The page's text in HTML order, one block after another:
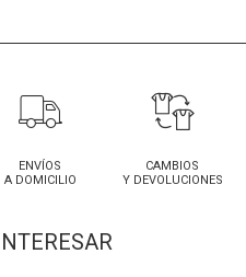
ENVÍOS
A DOMICILIO
CAMBIOS
Y DEVOLUCIONES